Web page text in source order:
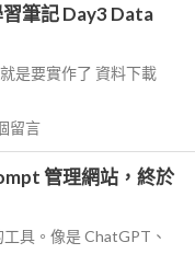
筆記 Day3 Data
是要實作了 資料下載
留言
管理網站，終於
具。像是 ChatGPT、